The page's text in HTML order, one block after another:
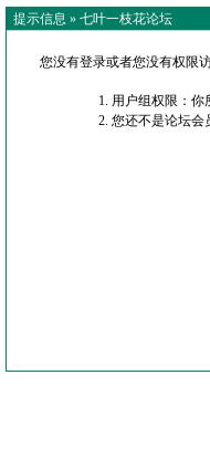
提示信息 » 七叶一枝花论坛
您没有登录或者您没有权限
用户组权限：你
您还不是论坛会